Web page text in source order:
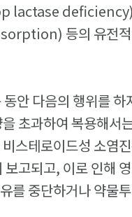
lactase
등의 유전적
안 다음의 행위를 하
초과하여 복용해서
스테로이드성 소염
고되고, 이로 인해
를 중단하거나 약물